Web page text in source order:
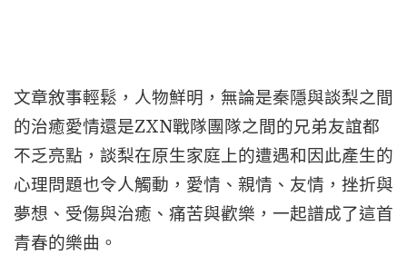
文章敘事輕鬆，人物鮮明，無論是秦隱與談梨之間
的治癒愛情還是ZXN戰隊團隊之間的兄弟友誼都
不乏亮點，談梨在原生家庭上的遭遇和因此產生的
心理問題也令人觸動，愛情、親情、友情，挫折與
夢想、受傷與治癒、痛苦與歡樂，一起譜成了這首
青春的樂曲。